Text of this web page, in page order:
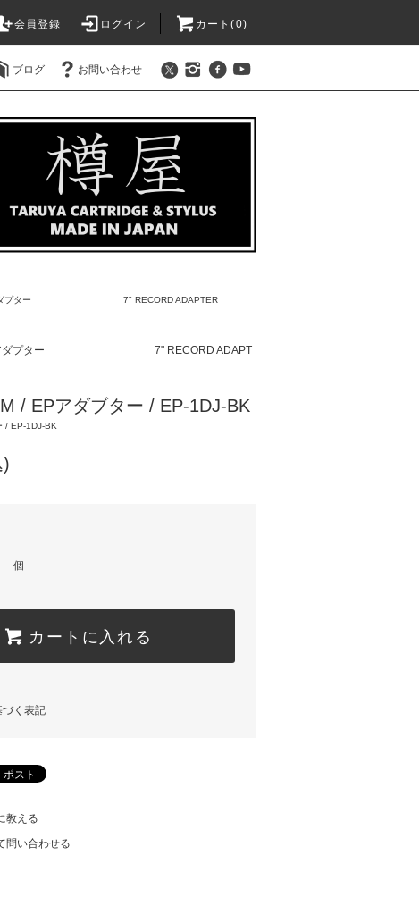
会員登録 ログイン カート(0)
ブログ お問い合わせ
ドアダプター 7" RECORD ADAPTER
ドアダプター 7" RECORD ADAPT
/ EPアダブター / EP-1DJ-BK
/ EP-1DJ-BK
個
カートに入れる
づく表記
教える
問い合わせる